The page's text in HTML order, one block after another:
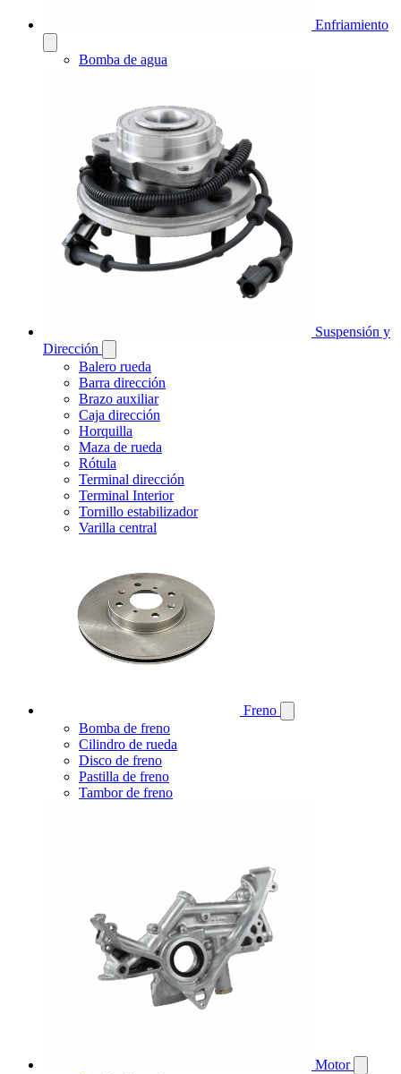
Enfriamiento
Bomba de agua
Suspensión y
Dirección
Balero rueda
Barra dirección
Brazo auxiliar
Caja dirección
Horquilla
Maza de rueda
Rótula
Terminal dirección
Terminal Interior
Tornillo estabilizador
Varilla central
Freno
Bomba de freno
Cilindro de rueda
Disco de freno
Pastilla de freno
Tambor de freno
Motor